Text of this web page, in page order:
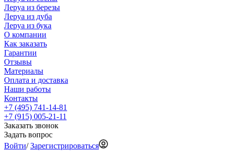
Леруа из березы
Леруа из дуба
Леруа из бука
О компании
Как заказать
Гарантии
Отзывы
Материалы
Оплата и доставка
Наши работы
Контакты
+7 (495) 741-14-81
+7 (915) 005-21-11
Заказать звонок
Задать вопрос
Войти/Зарегистрироваться